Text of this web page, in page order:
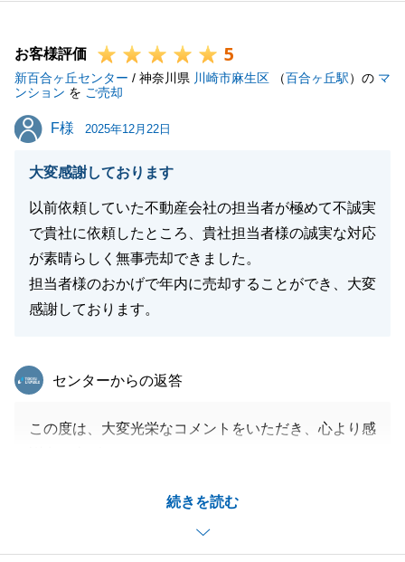
閉じる
お客様評価 5
新百合ヶ丘センター / 神奈川県 川崎市麻生区 （百合ヶ丘駅）の マ
ンション を ご売却
F様
F様 2025年12月22日
大変感謝しております
以前依頼していた不動産会社の担当者が極めて不誠実
で貴社に依頼したところ、貴社担当者様の誠実な対応
が素晴らしく無事売却できました。
担当者様のおかげで年内に売却することができ、大変
感謝しております。
続きを読む
東急リバブル
センターからの返答
この度は、大変光栄なコメントをいただき、心より感
めることができましたことをあわせて感謝申し上げま
今後も何かお困りごとがございましたら、いつでもお